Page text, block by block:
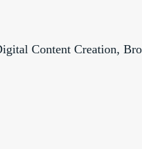
Content Creation,